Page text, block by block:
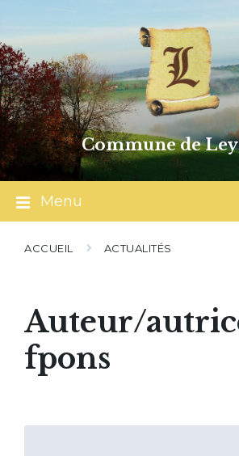
content
main
navigation
footer
Commune de
Menu
ACCUEIL ACTUALITÉS
Auteur/
fpons
Read